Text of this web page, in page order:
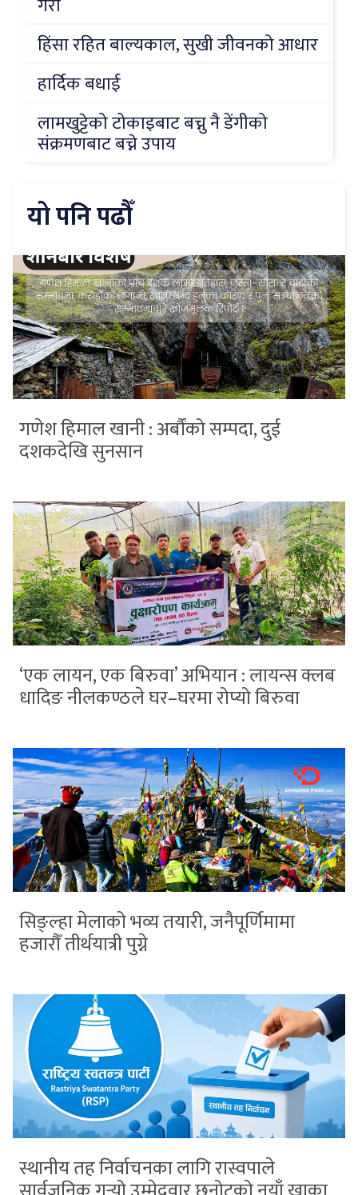
गरौं
हिंसा रहित बाल्यकाल, सुखी जीवनको आधार
हार्दिक बधाई
लामखुट्टेको टोकाइबाट बच्नु नै डेंगीको
संक्रमणबाट बच्ने उपाय
यो पनि पढौँ
गणेश हिमाल खानी : अर्बौंको सम्पदा, दुई
दशकदेखि सुनसान
‘एक लायन, एक बिरुवा’ अभियान : लायन्स क्लब
धादिङ नीलकण्ठले घर–घरमा रोप्यो बिरुवा
सिङ्ल्हा मेलाको भव्य तयारी, जनैपूर्णिमामा
हजारौँ तीर्थयात्री पुग्ने
स्थानीय तह निर्वाचनका लागि रास्वपाले